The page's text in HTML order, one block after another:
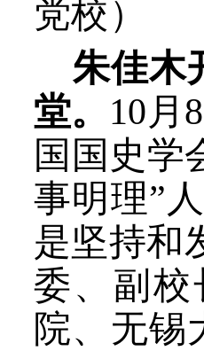
党校）
朱佳木
堂。 10月
国国史学
事明理”
是坚持和
委、副
院、无锡